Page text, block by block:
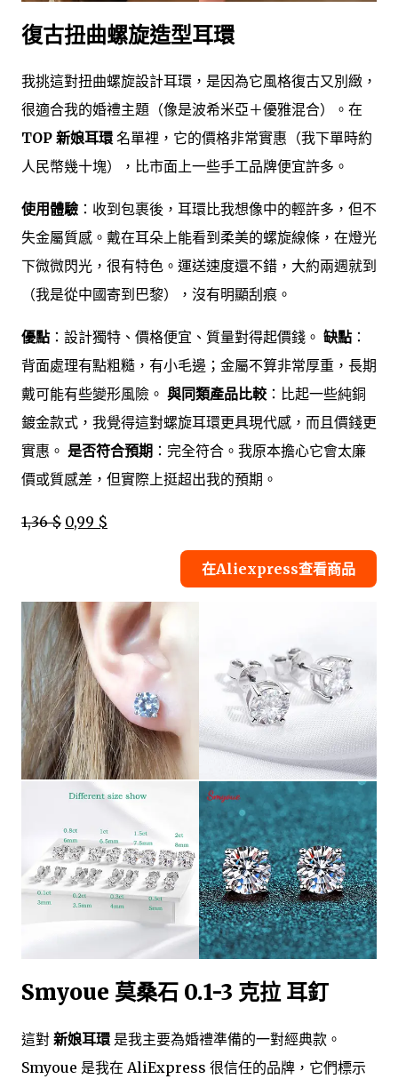
復古扭曲螺旋造型耳環
我挑這對扭曲螺旋設計耳環，是因為它風格復古又別緻，
很適合我的婚禮主題（像是波希米亞＋優雅混合）。在
TOP 新娘耳環 名單裡，它的價格非常實惠（我下單時約
人民幣幾十塊），比市面上一些手工品牌便宜許多。
使用體驗 ：收到包裹後，耳環比我想像中的輕許多，但不
失金屬質感。戴在耳朵上能看到柔美的螺旋線條，在燈光
下微微閃光，很有特色。運送速度還不錯，大約兩週就到
（我是從中國寄到巴黎），沒有明顯刮痕。
優點 ：設計獨特、價格便宜、質量對得起價錢。 缺點 ：
背面處理有點粗糙，有小毛邊；金屬不算非常厚重，長期
戴可能有些變形風險。 與同類產品比較 ：比起一些純銅
鍍金款式，我覺得這對螺旋耳環更具現代感，而且價錢更
實惠。 是否符合預期 ：完全符合。我原本擔心它會太廉
價或質感差，但實際上挺超出我的預期。
1,36 $ 0,99 $
在Aliexpress查看商品
Smyoue 莫桑石 0.1-3 克拉 耳釘
這對 新娘耳環 是我主要為婚禮準備的一對經典款。
Smyoue 是我在 AliExpress 很信任的品牌，它們標示